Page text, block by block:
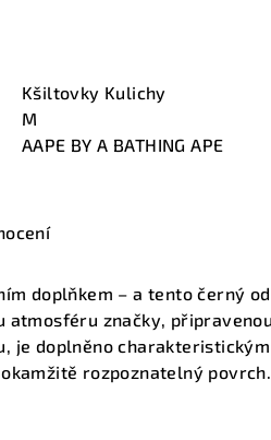
Kšiltovky Kulichy
M
AAPE BY A BATHING APE
doplňkem – a tento černý od
atmosféru značky,
je doplněno
rozpoznatelný povrch.